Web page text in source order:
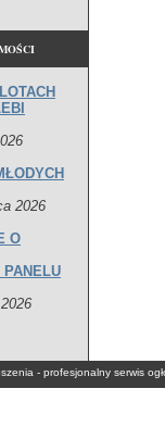
2026
O
PANELU
- profesjonalny serwis